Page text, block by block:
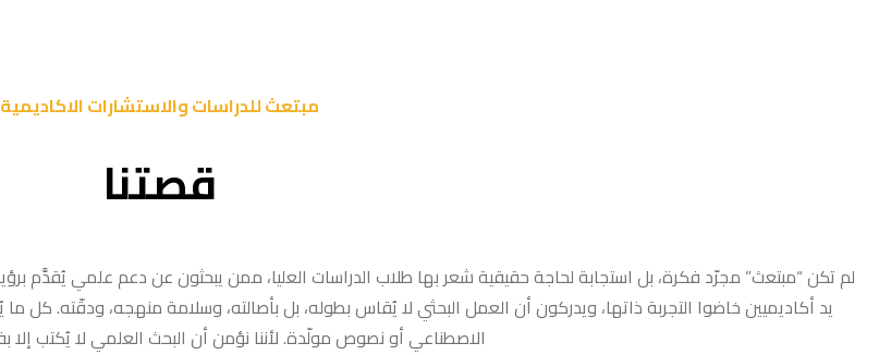
مبتعث للدراسات والاستشارات الاكاديمية
قصتنا
لم تكن “مبتعث” مجرّد فكرة، بل استجابة لحاجة حقيقية شعر بها طلاب الدراسات العليا، ممن يبحثون عن دعم علمي يُقدَّم
يد أكاديميين خاضوا التجربة ذاتها، ويدركون أن العمل البحثي لا يُقاس بطوله، بل بأصالته، وسلامة منهجه، ودقّته.
الاصطناعي أو نصوص مولّدة. لأننا نؤمن أن البحث العلمي لا يُكتب إلا